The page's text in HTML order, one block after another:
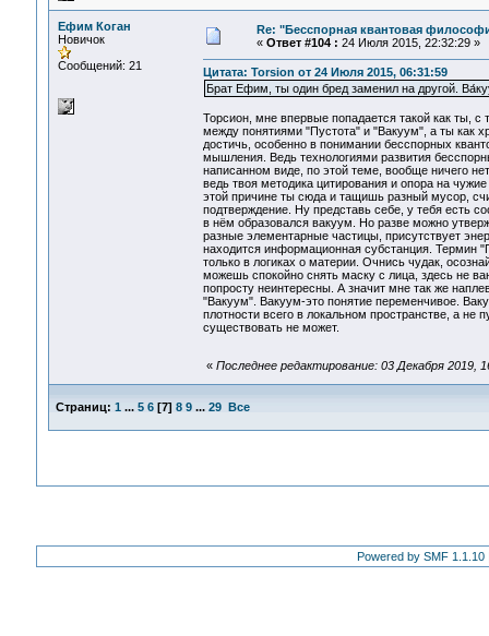
Ефим Коган
Новичок
Сообщений: 21
Re: "Бесспорная квантовая
« Ответ #104 : 24 Июля 2015, 22:32:29 »
Цитата: Torsion от 24 Июля 2015, 06:31:59
Брат Ефим, ты один бред заменил на другой.
Торсион, мне впервые попадается такой как ты,
между понятиями "Пустота" и "Вакуум", а ты как
достичь, особенно в понимании бесспорных
мышления. Ведь технологиями развития
написанном виде, по этой теме, вообще ничего
ведь твоя методика цитирования и опора на
этой причине ты сюда и тащишь разный мусор,
подтверждение. Ну представь себе, у тебя есть
в нём образовался вакуум. Но разве можно
разные элементарные частицы, присутствует
находится информационная субстанция. Термин
только в логиках о материи. Очнись чудак,
можешь спокойно снять маску с лица, здесь не
попросту неинтересны. А значит мне так же
"Вакуум". Вакуум-это понятие переменчивое.
плотности всего в локальном пространстве, а не
существовать не может.
« Последнее редактирование: 03 Декабря 2019,
Страниц: 1 ... 5 6[7] 8 9 ... 29 Все
Powered by SMF 1.1.10